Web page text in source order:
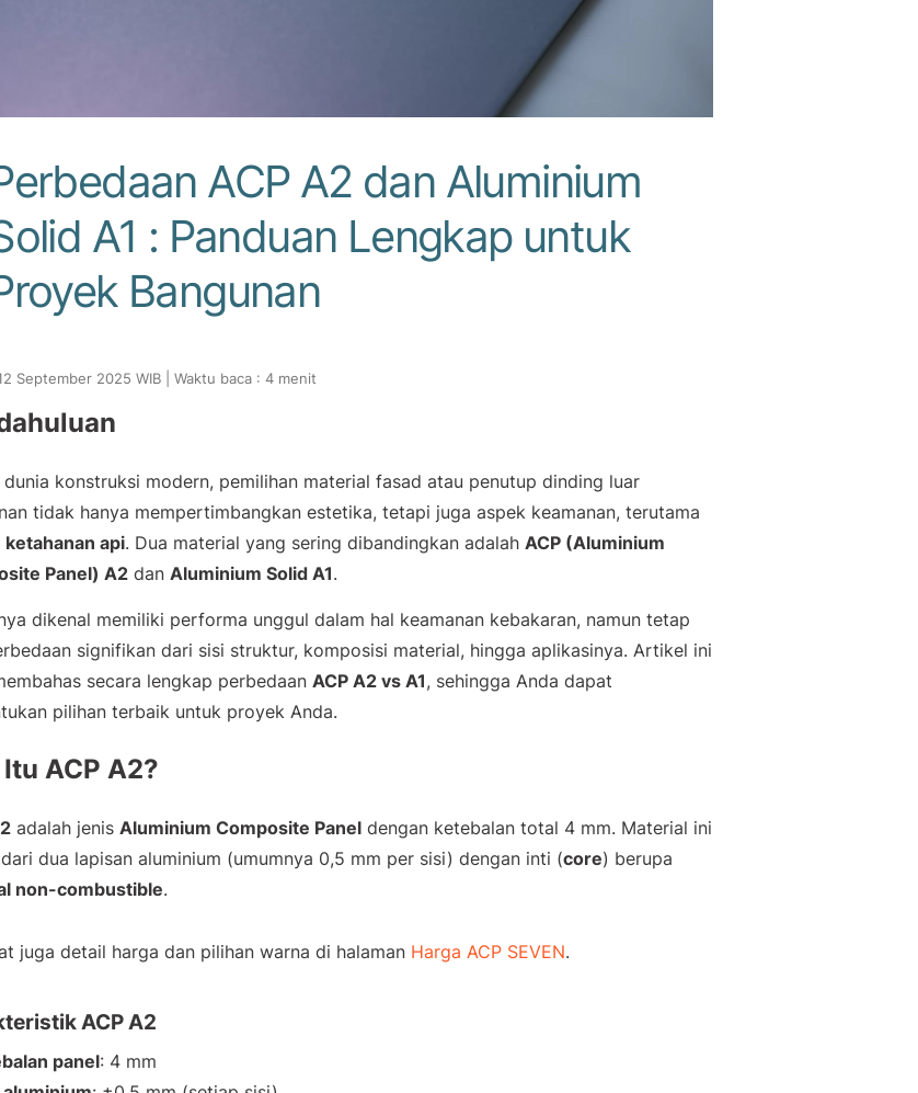
ACP A2 dan Aluminium
A1 : Panduan Lengkap untuk
Bangunan
September 2025 WIB | Waktu baca : 4 menit
dunia konstruksi modern, pemilihan material fasad atau penutup dinding luar
tidak hanya mempertimbangkan estetika, tetapi juga aspek keamanan, terutama
ketahanan api. Dua material yang sering dibandingkan adalahACP (Aluminium
Panel) A2 danAluminium Solid A1.
dikenal memiliki performa unggul dalam hal keamanan kebakaran, namun tetap
signifikan dari sisi struktur, komposisi material, hingga aplikasinya. Artikel ini
secara lengkap perbedaanACP A2 vs A1, sehingga Anda dapat
pilihan terbaik untuk proyek Anda.
ACP A2?
adalah jenisAluminium Composite Panel dengan ketebalan total 4 mm. Material ini
dua lapisan aluminium (umumnya 0,5 mm per sisi) dengan inti (core) berupa
non-combustible.
juga detail harga dan pilihan warna di halaman Harga ACP SEVEN.
ACP A2
panel: 4 mm